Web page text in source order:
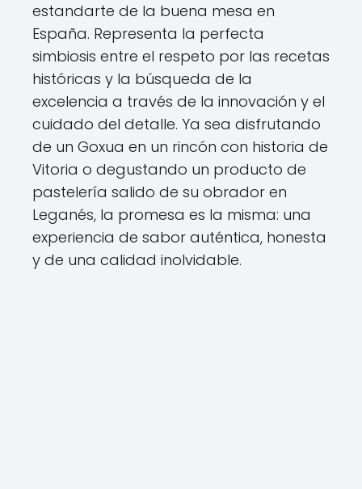
estandarte de la buena mesa en
España. Representa la perfecta
simbiosis entre el respeto por las recetas
históricas y la búsqueda de la
excelencia a través de la innovación y el
cuidado del detalle. Ya sea disfrutando
de un Goxua en un rincón con historia de
Vitoria o degustando un producto de
pastelería salido de su obrador en
Leganés, la promesa es la misma: una
experiencia de sabor auténtica, honesta
y de una calidad inolvidable.